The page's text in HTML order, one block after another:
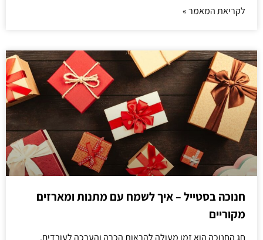
לקריאת המאמר »
חנוכה בסטייל – איך לשמח עם מתנות ומארזים
מקוריים